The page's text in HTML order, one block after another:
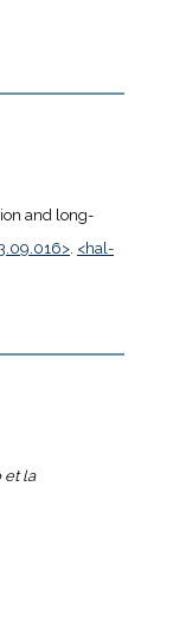
and long-
. <hal-
et la